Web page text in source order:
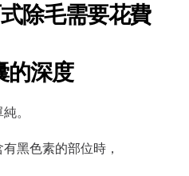
除毛需要花費
的深度
。
黑色素的部位時，